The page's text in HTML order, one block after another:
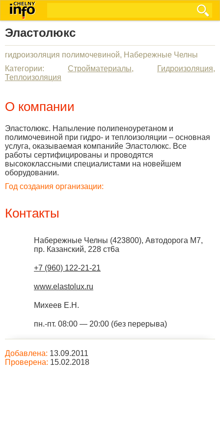
Эластолюкс
гидроизоляция полимочевиной, Набережные Челны
Категории: Стройматериалы, Гидроизоляция,
Теплоизоляция
О компании
Эластолюкс. Напыление полипеноуретаном и
полимочевиной при гидро- и теплоизоляции – основная
услуга, оказываемая компанийе Эластолюкс. Все
работы сертифицированы и проводятся
высококлассными специалистами на новейшем
оборудовании.
Год создания организации:
Контакты
Набережные Челны (423800), Автодорога М7,
пр. Казанский, 228 ст6а
+7 (960) 122-21-21
www.elastolux.ru
Михеев Е.Н.
пн.-пт. 08:00 — 20:00 (без перерыва)
Добавлена: 13.09.2011
Проверена: 15.02.2018